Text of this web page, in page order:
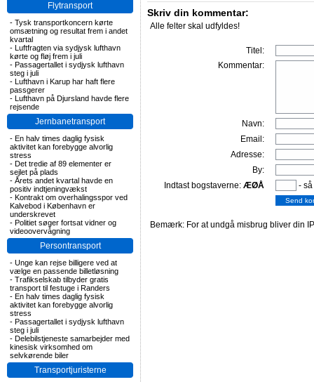
Flytransport
- Tysk transportkoncern kørte
omsætning og resultat frem i andet
kvartal
- Luftfragten via sydjysk lufthavn
kørte og fløj frem i juli
- Passagertallet i sydjysk lufthavn
steg i juli
- Lufthavn i Karup har haft flere
passgerer
- Lufthavn på Djursland havde flere
rejsende
Jernbanetransport
- En halv times daglig fysisk
aktivitet kan forebygge alvorlig
stress
- Det tredie af 89 elementer er
sejlet på plads
- Årets andet kvartal havde en
positiv indtjeningvækst
- Kontrakt om overhalingsspor ved
Kalvebod i København er
underskrevet
- Politiet søger fortsat vidner og
videoovervågning
Persontransport
- Unge kan rejse billigere ved at
vælge en passende billetløsning
- Trafikselskab tilbyder gratis
transport til festuge i Randers
- En halv times daglig fysisk
aktivitet kan forebygge alvorlig
stress
- Passagertallet i sydjysk lufthavn
steg i juli
- Delebilstjeneste samarbejder med
kinesisk virksomhed om
selvkørende biler
Transportjuristerne
Skriv din kommentar:
Alle felter skal udfyldes!
Titel:
Kommentar:
Navn:
Email:
Adresse:
By:
Indtast bogstaverne: ÆØÅ -
Bemærk: For at undgå misbrug bliver din